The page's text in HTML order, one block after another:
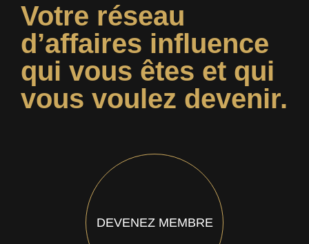
Votre réseau
d’affaires influence
qui vous êtes et qui
vous voulez devenir.
DEVENEZ MEMBRE